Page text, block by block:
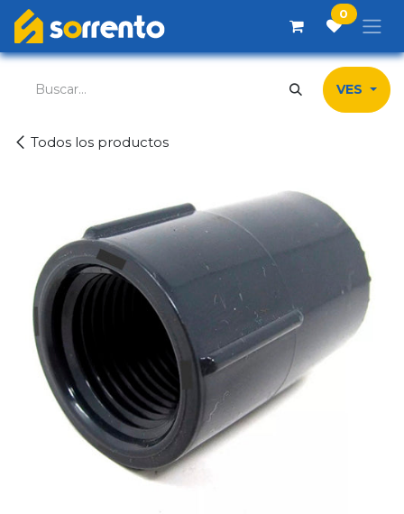
Ir al contenido 0
Todos los productos
VES